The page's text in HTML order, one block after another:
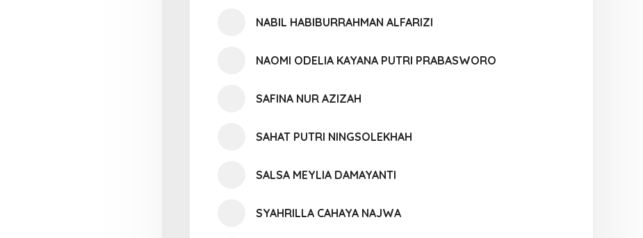
NABIL HABIBURRAHMAN ALFARIZI
NAOMI ODELIA KAYANA PUTRI PRABASWORO
SAFINA NUR AZIZAH
SAHAT PUTRI NINGSOLEKHAH
SALSA MEYLIA DAMAYANTI
SYAHRILLA CAHAYA NAJWA